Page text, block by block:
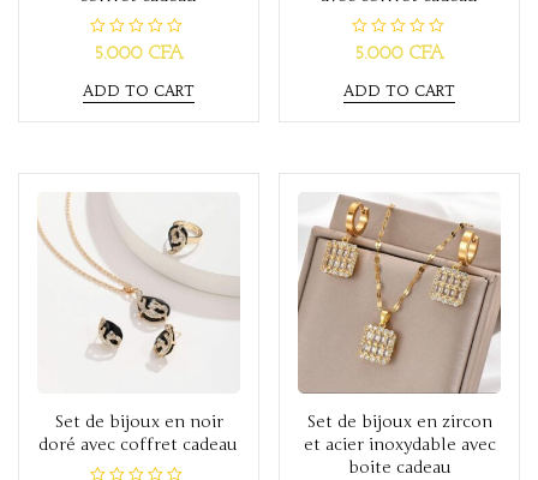
R
a
e
d
0
o
f
5.000 CFA
ADD TO CART
R
a
e
d
0
o
5
5.000CFA
ADD TO CART
Set de bijoux en noir
doré avec coffret cadeau
Set de bijoux en zircon
et acier inoxydable avec
boite cadeau